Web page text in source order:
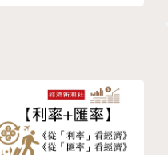
易被豬化。如此一來，
一次打十個。
題